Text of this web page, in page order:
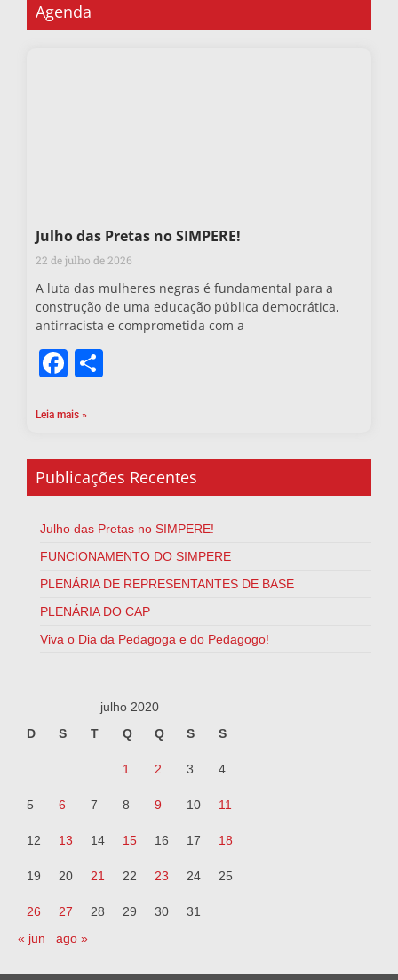
Agenda
Julho das Pretas no SIMPERE!
22 de julho de 2026
A luta das mulheres negras é fundamental para a
construção de uma educação pública democrática,
antirracista e comprometida com a
Facebook
Leia mais »
Publicações Recentes
Julho das Pretas no SIMPERE!
FUNCIONAMENTO DO SIMPERE
PLENÁRIA DE REPRESENTANTES DE BASE
PLENÁRIA DO CAP
Viva o Dia da Pedagoga e do Pedagogo!
julho 2020
D
S T Q Q S S
1 2 3 4
5 6 7 8 9 10 11
12 13 14 15 16 17 18
19 20 21 22 23 24 25
26 27 28 29 30
31
« jun
ago »